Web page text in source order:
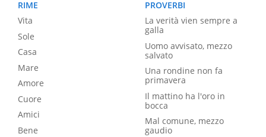
RIME
Vita
Sole
Casa
Mare
Amore
Cuore
Amici
Bene
PROVERBI
La verità vien sempre a
galla
Uomo avvisato, mezzo
salvato
Una rondine non fa
primavera
Il mattino ha l'oro in
bocca
Mal comune, mezzo
gaudio